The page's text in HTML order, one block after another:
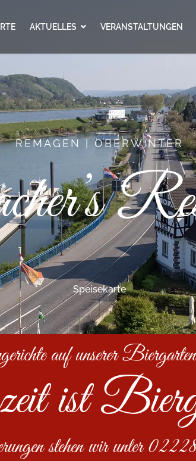
AKTUELLES VERANSTALTUNGEN
REMAGEN | OBERWINTER
Speisekarte
auf unserer
ist
stehen wir unter